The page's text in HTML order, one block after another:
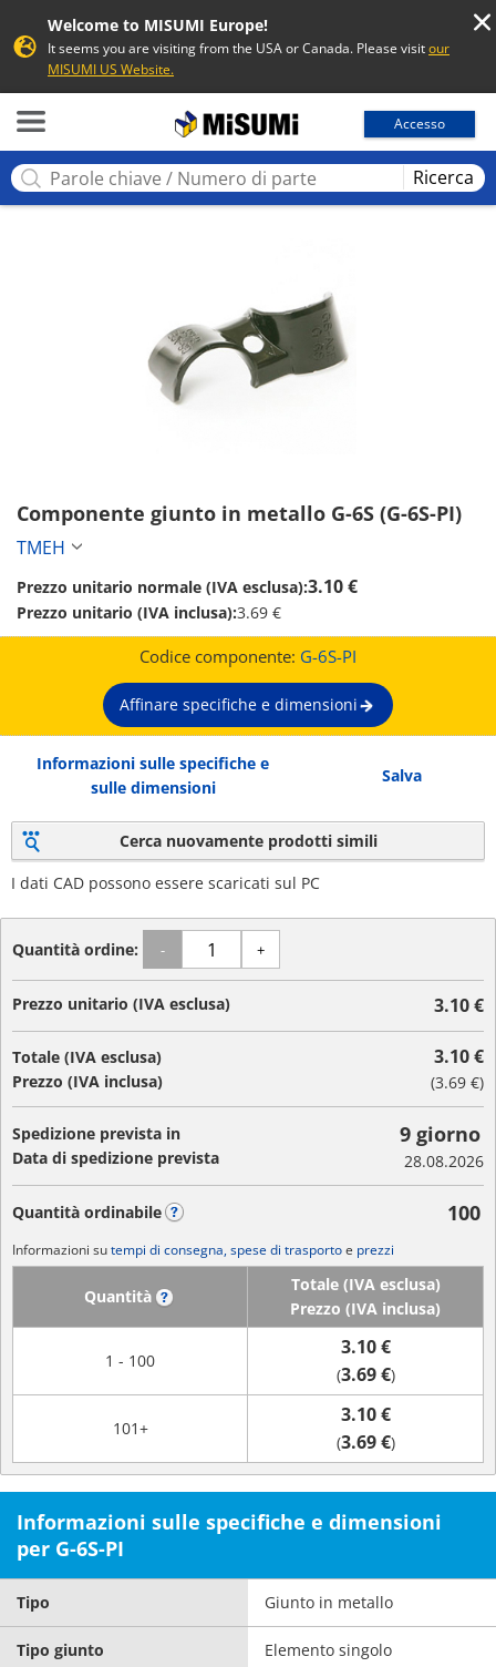
Welcome to MISUMI Europe!
It seems you are visiting from the USA or Canada. Please visitour
MISUMI US Website.
Accesso
Ricerca
Componente giunto in metallo G-6S (G-6S-PI)
TMEH
Prezzo unitario normale (IVA esclusa):3.10 €
Prezzo unitario (IVA inclusa):3.69 €
Codice componente: G-6S-PI
Affinare specifiche e dimensioni
Informazioni sulle specifiche e
sulle dimensioni
Salva
Cerca nuovamente prodotti simili
I dati CAD possono essere scaricati sul PC
Quantità ordine: - +
Prezzo unitario (IVA esclusa) 3.10 €
Totale (IVA esclusa)
Prezzo (IVA inclusa)
3.10 €
(3.69 €)
Spedizione prevista in
Data di spedizione prevista
9 giorno
28.08.2026
Quantità ordinabile 100
Informazioni sutempi di consegna, spese di trasportoe prezzi
Quantità
Totale (IVA esclusa)
Prezzo (IVA inclusa)
1 - 100
3.10 €
(3.69 €)
101+
3.10 €
(3.69 €)
Informazioni sulle specifiche e dimensioni
per G-6S-PI
Tipo Giunto in metallo
Tipo giunto Elemento singolo